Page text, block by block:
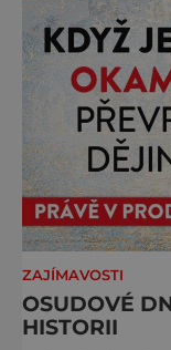
charakter,
šumavských
ZAJÍMAVOSTI
OSUDOVÉ
HISTORII